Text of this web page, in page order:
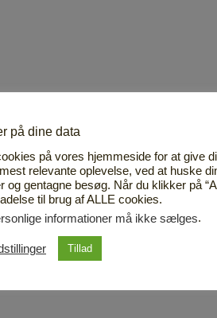
Indlæg→
på dine data
på vores hjemmeside for at give
relevante oplevelse, ved at huske
og gentagne besøg. Når du klikker på
til brug af ALLE cookies.
informationer må ikke sælges.
Tillad